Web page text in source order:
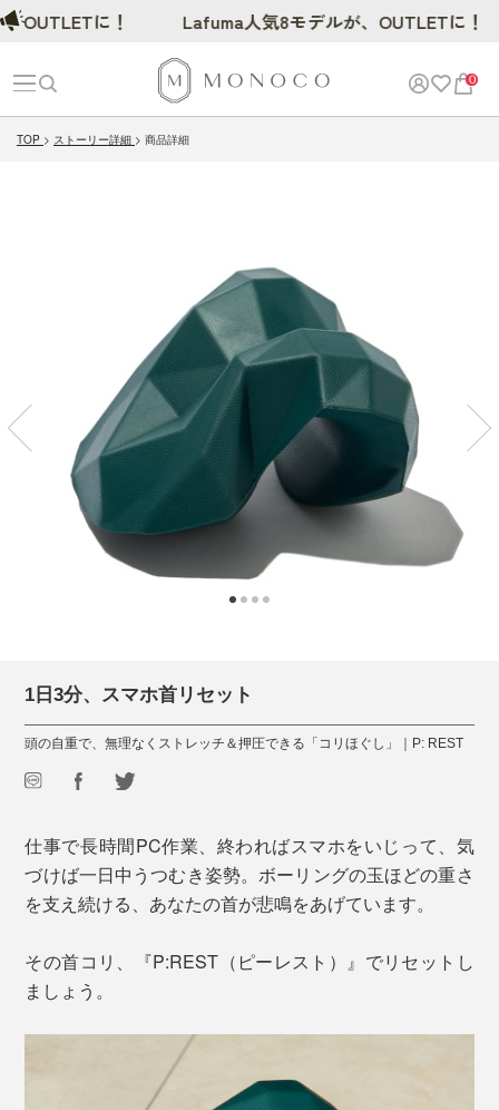
0
TOP ストーリー詳細 商品詳細
1日3分、スマホ首リセット
頭の自重で、無理なくストレッチ＆押圧できる「コリほぐし」｜P: REST
仕事で長時間PC作業、終わればスマホをいじって、気
づけば一日中うつむき姿勢。ボーリングの玉ほどの重さ
を支え続ける、あなたの首が悲鳴をあげています。
その首コリ、『P:REST（ピーレスト）』でリセットし
ましょう。
に！ Lafuma人気8モデルが、OUTLETに！